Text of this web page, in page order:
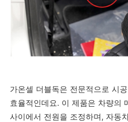
가온셀 더블독은 전문적으로 시
효율적인데요. 이 제품은 차량의
사이에서 전원을 조정하며, 자동